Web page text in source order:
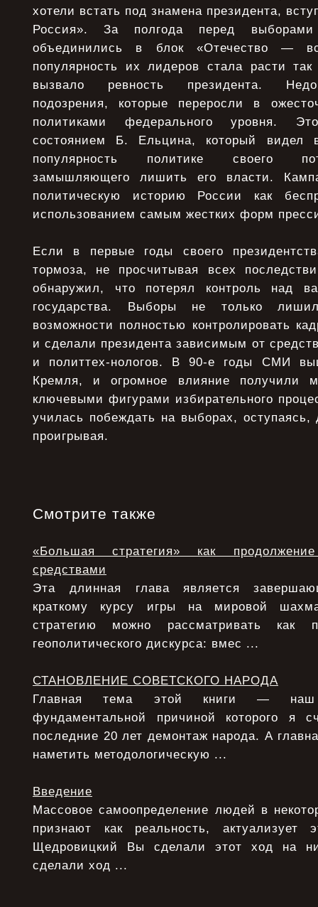
хотели встать под знамена президента,
Россия». За полгода перед
объединились в блок «Отечество —
популярность их лидеров стала расти
вызвало ревность президента.
подозрения, которые переросли в
политиками федерального уровня.
состоянием Б. Ельцина, который видел
популярность политике своего
замышляющего лишить его власти.
политическую историю России как
использованием самым жестких форм
Если в первые годы своего
тормоза, не просчитывая всех
обнаружил, что потерял контроль над
государства. Выборы не только
возможности полностью контролировать
и сделали президента зависимым от
и политтех-нологов. В 90-е годы СМИ
Кремля, и огромное влияние получили
ключевыми фигурами избирательного
училась побеждать на выборах,
проигрывая.
Смотрите также
«Большая стратегия» как
средствами
Эта длинная глава является
краткому курсу игры на мировой
стратегию можно рассматривать как
геополитического дискурса: вмес ...
СТАНОВЛЕНИЕ СОВЕТСКОГО НАРОДА
Главная тема этой книги — наш
фундаментальной причиной которого я
последние 20 лет демонтаж народа. А
наметить методологическую ...
Введение
Массовое самоопределение людей в
признают как реальность,
Щедровицкий Вы сделали этот ход на
сделали ход ...